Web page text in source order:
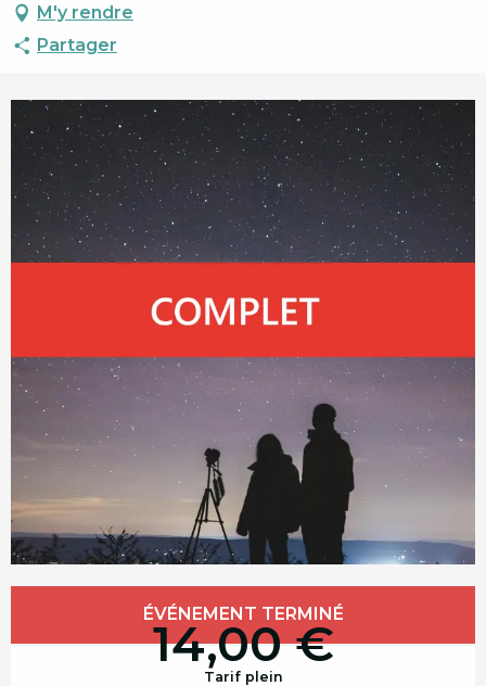
M'y rendre
Partager
Ouverture et coordonnées
ÉVÉNEMENT TERMINÉ
14,00 €
Tarif plein